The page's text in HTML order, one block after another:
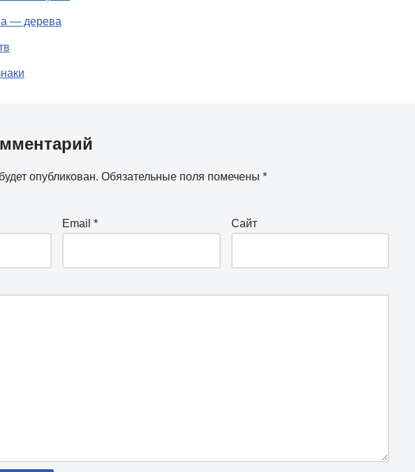
— дерева
опубликован. Обязательные поля помечены *
Email* Сайт